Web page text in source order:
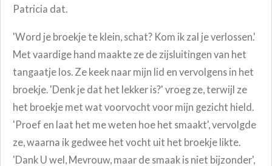
Patricia dat.
'Word je broekje te klein, schat? Kom ik zal je verlossen.'
Met vaardige hand maakte ze de zijsluitingen van het
tangaatje los. Ze keek naar mijn lid en vervolgens in het
broekje. 'Denk je dat het lekker is?' vroeg ze, terwijl ze
het broekje met wat voorvocht voor mijn gezicht hield.
'Proef en laat het me weten hoe het smaakt', vervolgde
ze, waarna ik gedwee het vocht uit het broekje likte.
'Dank U wel, Mevrouw, maar de smaak is niet bijzonder',